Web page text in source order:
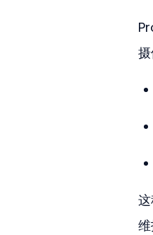
维